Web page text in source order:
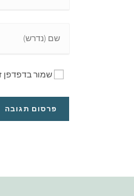
שמור בדפדפן